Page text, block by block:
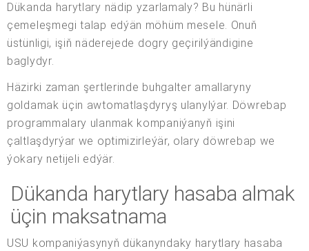
Dükanda harytlary nädip yzarlamaly? Bu hünärli
çemeleşmegi talap edýän möhüm mesele. Onuň
üstünligi, işiň näderejede dogry geçirilýändigine
baglydyr.
Häzirki zaman şertlerinde buhgalter amallaryny
goldamak üçin awtomatlaşdyryş ulanylýar. Döwrebap
programmalary ulanmak kompaniýanyň işini
çaltlaşdyrýar we optimizirleýär, olary döwrebap we
ýokary netijeli edýär.
Dükanda harytlary hasaba almak
üçin maksatnama
USU kompaniýasynyň dükanyndaky harytlary hasaba